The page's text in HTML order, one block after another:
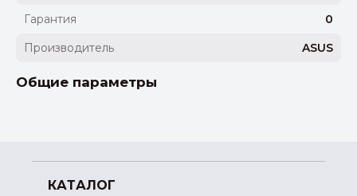
Гарантия
0
Производитель
ASUS
Общие параметры
КАТАЛОГ